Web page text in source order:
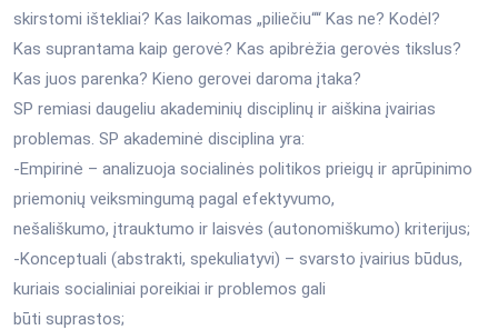
skirstomi ištekliai? Kas laikomas „piliečiu““ Kas ne? Kodėl?
Kas suprantama kaip gerovė? Kas apibrėžia gerovės tikslus?
Kas juos parenka? Kieno gerovei daroma įtaka?
SP remiasi daugeliu akademinių disciplinų ir aiškina įvairias
problemas. SP akademinė disciplina yra:
-Empirinė – analizuoja socialinės politikos prieigų ir aprūpinimo
priemonių veiksmingumą pagal efektyvumo,
nešališkumo, įtrauktumo ir laisvės (autonomiškumo) kriterijus;
-Konceptuali (abstrakti, spekuliatyvi) – svarsto įvairius būdus,
kuriais socialiniai poreikiai ir problemos gali
būti suprastos;